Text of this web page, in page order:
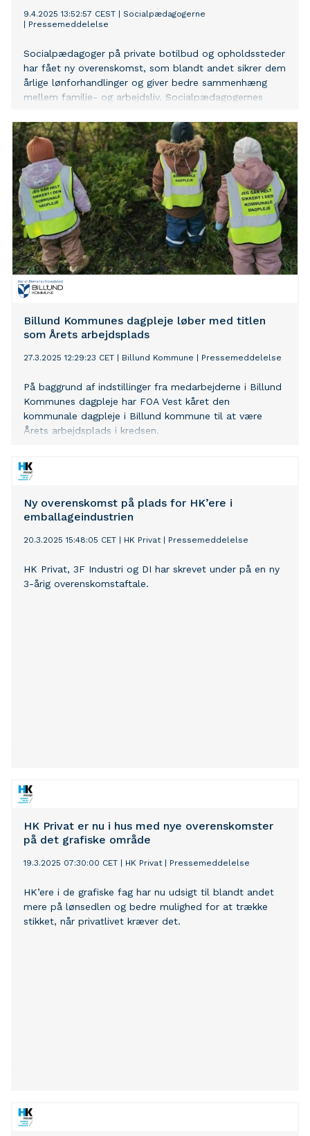
9.4.2025 13:52:57 CEST
Socialpædagogerne
Pressemeddelelse
Socialpædagoger på private botilbud og opholdssteder
har fået ny overenskomst, som blandt andet sikrer dem
årlige lønforhandlinger og giver bedre sammenhæng
mellem familie- og arbejdsliv. Socialpædagogernes
ved afstemningen om aftalen, hvor 73 procent har
vendt tommelfingeren op.
Billund Kommunes dagpleje løber med titlen
som Årets arbejdsplads
27.3.2025 12:29:23 CET Billund Kommune Pressemeddelelse
På baggrund af indstillinger fra medarbejderne i Billund
Kommunes dagpleje har FOA Vest kåret den
kommunale dagpleje i Billund kommune til at være
Årets arbejdsplads i kredsen.
Ny overenskomst på plads for HK’ere i
emballageindustrien
20.3.2025 15:48:05 CET HK Privat| Pressemeddelelse
HK Privat, 3F Industri og DI har skrevet under på en ny
3-årig overenskomstaftale.
HK Privat er nu i hus med nye overenskomster
på det grafiske område
19.3.2025 07:30:00 CET HK Privat| Pressemeddelelse
HK’ere i de grafiske fag har nu udsigt til blandt andet
mere på lønsedlen og bedre mulighed for at trække
stikket, når privatlivet kræver det.